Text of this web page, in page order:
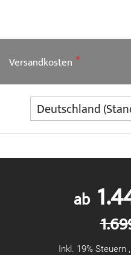
ab
Inkl. 19% Steuern ,
Versandkosten